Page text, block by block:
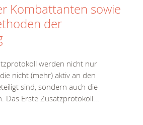
Kombattanten sowie
der
werden nicht nur
nicht (mehr) aktiv an den
sind, sondern auch die
Das Erste Zusatzprotokoll...